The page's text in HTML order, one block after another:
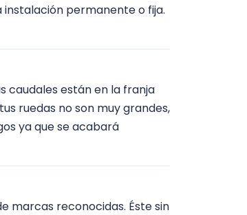
permanente o fija.
caudales están en la franja
ruedas no son muy grandes,
ya que se acabará
marcas reconocidas. Éste sin